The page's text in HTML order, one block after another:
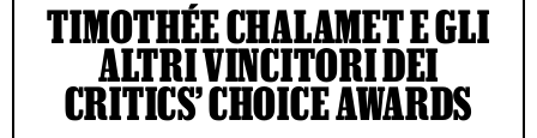
TIMOTHÉE CHALAMET E GLI
ALTRI VINCITORI DEI
CRITICS’ CHOICE AWARDS